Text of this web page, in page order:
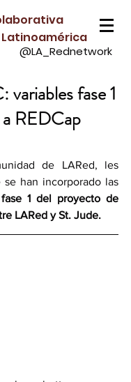
@LA_Rednetwork
fase 1
REDCap
de LARed, les
se han incorporado las
fase 1 del proyecto de
LARed y St. Jude.